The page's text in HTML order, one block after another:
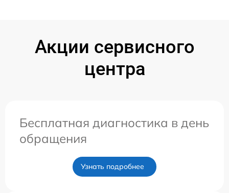
Акции сервисного
центра
Бесплатная диагностика в день
обращения
Узнать подробнее